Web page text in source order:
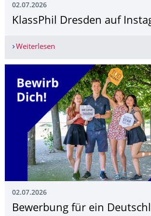
02.07.2026
KlassPhil Dresden auf
Weiterlesen
02.07.2026
Bewerbung für ein